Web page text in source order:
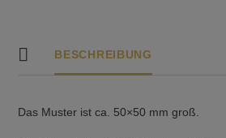
BESCHREIBUNG
Das Muster ist ca. 50×50 mm groß.